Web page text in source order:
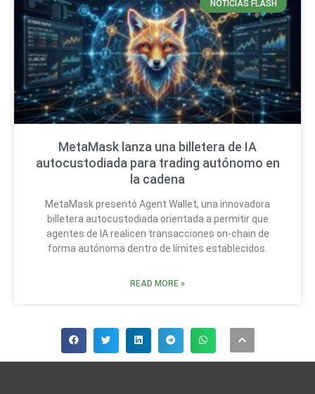
NOTICIAS FLASH
MetaMask lanza una billetera de IA
autocustodiada para trading autónomo en
la cadena
MetaMask presentó Agent Wallet, una innovadora
billetera autocustodiada orientada a permitir que
agentes de IA realicen transacciones on-chain de
forma autónoma dentro de límites establecidos.
READ MORE »